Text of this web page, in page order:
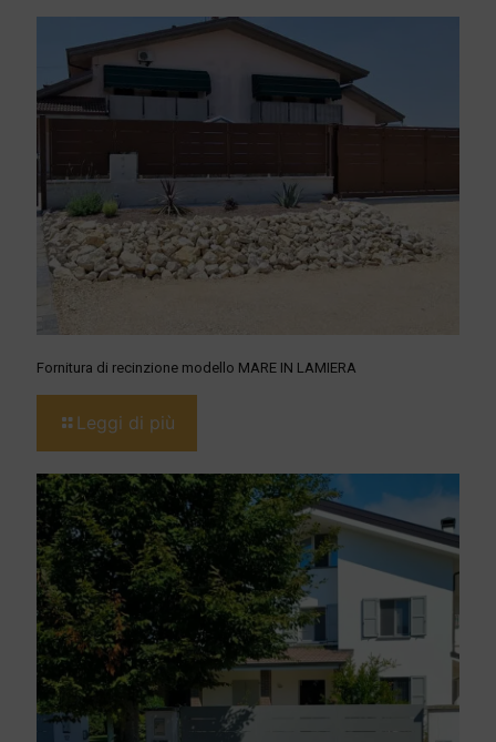
Fornitura di recinzione modello MARE IN LAMIERA
Leggi di più